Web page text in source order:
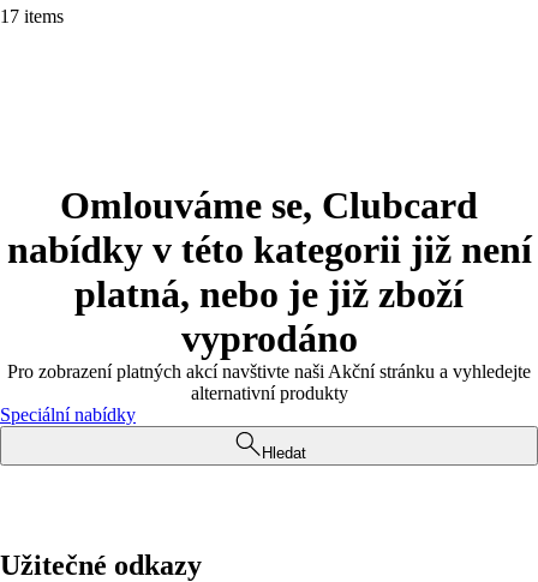
17 items
Omlouváme se, Clubcard
nabídky v této kategorii již není
platná, nebo je již zboží
vyprodáno
Pro zobrazení platných akcí navštivte naši Akční stránku a vyhledejte
alternativní produkty
Speciální nabídky
Hledat
Užitečné odkazy